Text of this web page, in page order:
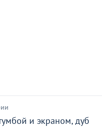
и экраном, дуб
подробности